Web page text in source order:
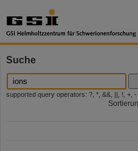
Suche
supported query operators: ?, *, &&, ||, !, +, -